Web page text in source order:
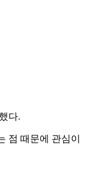
다.
점 때문에 관심이